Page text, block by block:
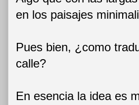
en los paisajes
Pues bien, ¿como
calle?
En esencia la idea es